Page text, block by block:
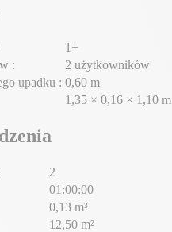
1+
:
2 użytkowników
upadku : 0,60 m
1,35 × 0,16 × 1,10 m
2
01:00:00
0,13 m³
12,50 m²